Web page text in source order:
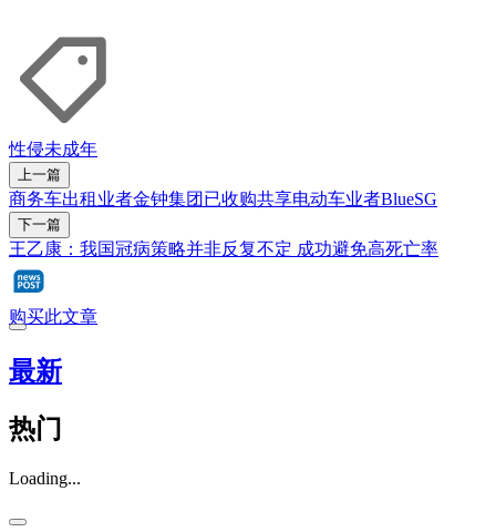
性侵未成年
上一篇
商务车出租业者金钟集团已收购共享电动车业者BlueSG
下一篇
王乙康：我国冠病策略并非反复不定 成功避免高死亡率
购买此文章
最新
热门
Loading...